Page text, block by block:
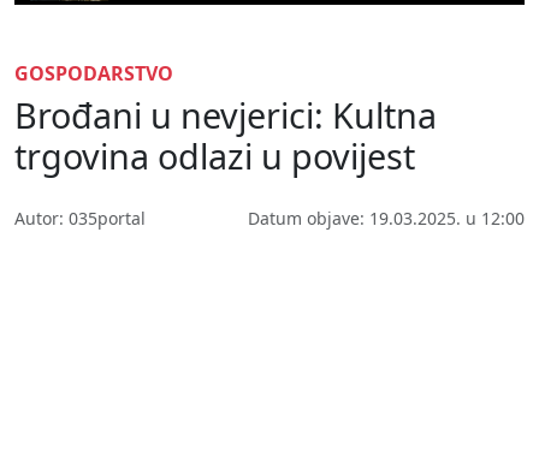
GOSPODARSTVO
Brođani u nevjerici: Kultna
trgovina odlazi u povijest
Autor: 035portal Datum objave: 19.03.2025. u 12:00